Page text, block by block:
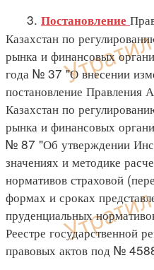
3. Постановление
Казахстан по
рынка и финансовых
года № 37 "О внесении
постановление Правления
Казахстан по
рынка и финансовых
№ 87 "Об утверждении
значениях и методике
нормативов страховой
формах и сроках
пруденциальных
Реестре государственной
правовых актов под №